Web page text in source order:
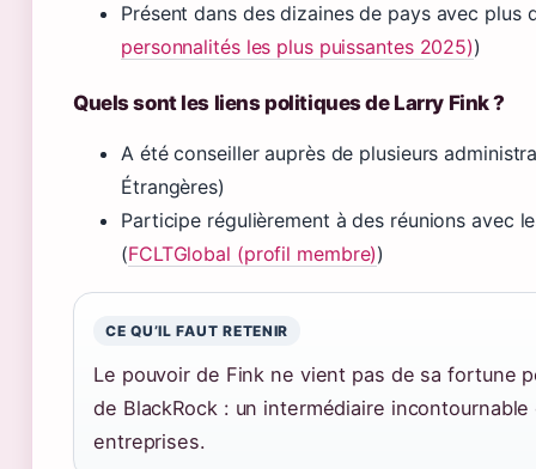
Présent dans des dizaines de pays avec plus
personnalités les plus puissantes 2025))
Quels sont les liens politiques de Larry Fink ?
A été conseiller auprès de plusieurs
Étrangères)
Participe régulièrement à des réunions avec
(FCLTGlobal (profil membre))
CE QU’IL FAUT RETENIR
Le pouvoir de Fink ne vient pas de sa fortune
de BlackRock : un intermédiaire
entreprises.